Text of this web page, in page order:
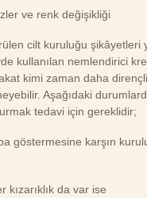
ve renk değişikliği
cilt kuruluğu şikâyetleri
kullanılan nemlendirici
kimi zaman daha
Aşağıdaki
tedavi için gereklidir;
göstermesine karşın
kızarıklık da var ise